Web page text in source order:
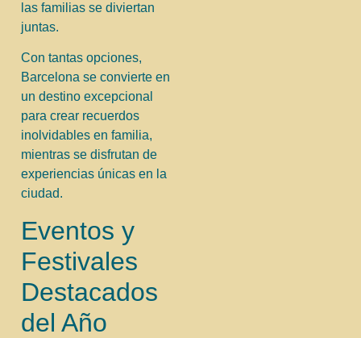
las familias se diviertan
juntas.
Con tantas opciones,
Barcelona se convierte en
un destino excepcional
para crear recuerdos
inolvidables en familia,
mientras se disfrutan de
experiencias únicas en la
ciudad.
Eventos y
Festivales
Destacados
del Año